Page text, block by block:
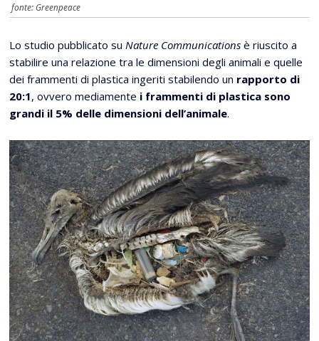
fonte: Greenpeace
Lo studio pubblicato su Nature Communications è riuscito a
stabilire una relazione tra le dimensioni degli animali e quelle
dei frammenti di plastica ingeriti stabilendo un rapporto di
20:1, ovvero mediamente i frammenti di plastica sono
grandi il 5% delle dimensioni dell’animale.